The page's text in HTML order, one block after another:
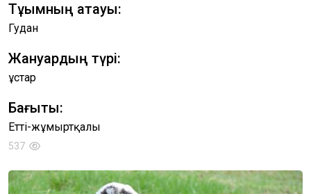
Тұқымның атауы:
Гудан
Жануардың түрі:
Құстар
Бағыты:
Етті-жұмыртқалы
537